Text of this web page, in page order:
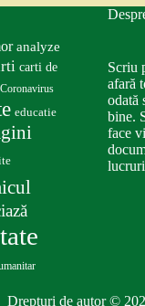
analyze
carti de
Coronavirus
educatie
Scriu
afară
odată
bine.
face
Drepturi de autor ©